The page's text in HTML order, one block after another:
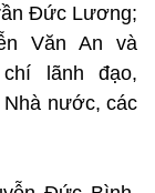
Đức Lương;
Văn An và
lãnh đạo,
Nhà nước, các